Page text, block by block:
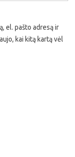
el. pašto adresą ir
kai kitą kartą vėl